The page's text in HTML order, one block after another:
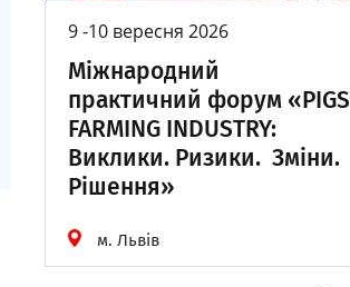
9 -10 вересня 2026
Міжнародний
практичний форум «PIGS
FARMING INDUSTRY:
Виклики. Ризики. Зміни.
Рішення»
м. Львів